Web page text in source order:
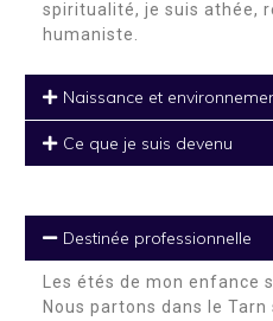
spiritualité, je suis athée,
humaniste.
Naissance et
Ce que je suis devenu
Destinée professionnelle
Les étés de mon enfance
Nous partons dans le Tarn